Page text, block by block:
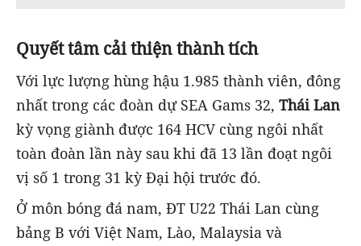
Quyết tâm cải thiện thành tích
Với lực lượng hùng hậu 1.985 thành viên, đông
nhất trong các đoàn dự SEA Gams 32, Thái Lan
kỳ vọng giành được 164 HCV cùng ngôi nhất
toàn đoàn lần này sau khi đã 13 lần đoạt ngôi
vị số 1 trong 31 kỳ Đại hội trước đó.
Ở môn bóng đá nam, ĐT U22 Thái Lan cùng
bảng B với Việt Nam, Lào, Malaysia và